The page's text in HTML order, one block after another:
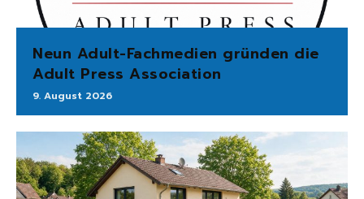
Neun Adult-Fachmedien gründen die
Adult Press Association
9. August 2026